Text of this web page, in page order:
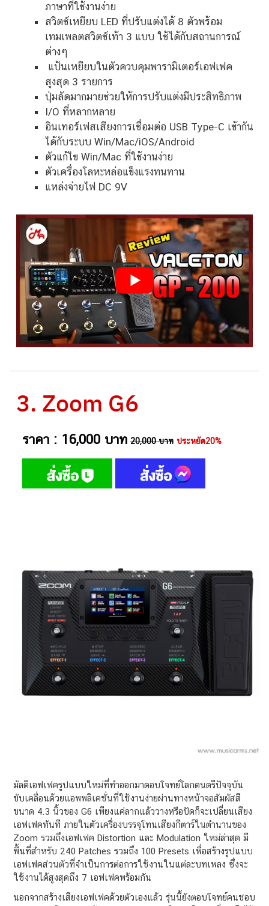
ภาษาที่ใช้งานง่าย
สวิตช์เหยียบ LED ที่ปรับแต่งได้ 8 ตัวพร้อม
เทมเพลตสวิตช์เท้า 3 แบบ ใช้ได้กับสถานการณ์
ต่างๆ
แป้นเหยียบในตัวควบคุมพารามิเตอร์เอฟเฟค
สูงสุด 3 รายการ
ปุ่มลัดมากมายช่วยให้การปรับแต่งมีประสิทธิภาพ
I/O ที่หลากหลาย
อินเทอร์เฟสเสียงการเชื่อมต่อ USB Type-C เข้ากัน
ได้กับระบบ Win/Mac/iOS/Android
ตัวแก้ไข Win/Mac ที่ใช้งานง่าย
ตัวเครื่องโลหะหล่อแข็งแรงทนทาน
แหล่งจ่ายไฟ DC 9V
3. Zoom G6
ราคา : 16,000 บาท 20,000 บาท ประหยัด20%
มัลติเอฟเฟครูปแบบใหม่ที่ทำออกมาตอบโจทย์โลกดนตรีปัจจุบัน
ขับเคลื่อนด้วยแอพพลิเคชั่นที่ใช้งานง่ายผ่านทางหน้าจอสัมผัสสี
ขนาด 4.3 นิ้วของ G6 เพียงแค่ลากแล้ววางหรือปัดก็จะเปลี่ยนเสียง
เอฟเฟคทันที ภายในตัวเครื่องบรรจุโทนเสียงกีตาร์ในตำนานของ
Zoom รวมถึงเอฟเฟค Distortion และ Modulation ใหม่ล่าสุด มี
พื้นที่สำหรับ 240 Patches รวมถึง 100 Presets เพื่อสร้างรูปแบบ
เอฟเฟคส่วนตัวที่จำเป็นการต่อการใช้งานในแต่ละบทเพลง ซึ่งจะ
ใช้งานได้สูงสุดถึง 7 เอฟเฟคพร้อมกัน
นอกจากสร้างเสียงเอฟเฟคด้วยตัวเองแล้ว รุ่นนี้ยังตอบโจทย์คนชอบ